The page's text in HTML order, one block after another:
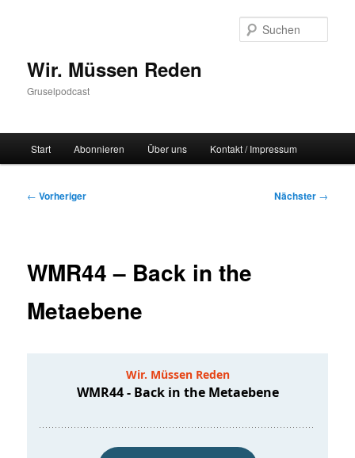
Wir. Müssen Reden
Gruselpodcast
Start Abonnieren Über uns Kontakt / Impressum
Beitragsnavigation
← Vorheriger Nächster →
WMR44 – Back in the
Metaebene